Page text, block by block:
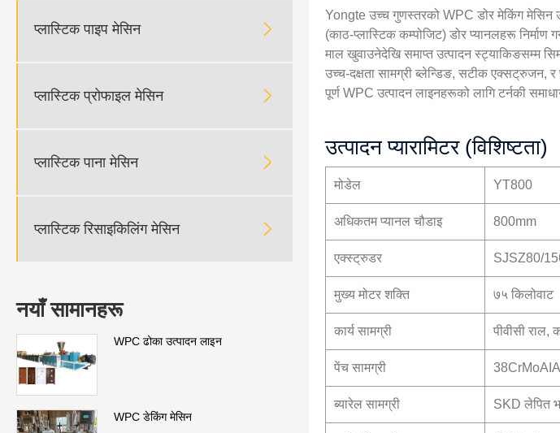
प्लास्टिक पाइप मेसिन 
प्लास्टिक प्रोफाइल मेसिन 
प्लास्टिक पाना मेसिन 
प्लास्टिक रिसाइकिलिंग मेसिन 
नयाँ सामानहरू
WPC ढोका उत्पादन लाइन
WPC डेकिंग मेसिन
Yongte उच्च गुणस्तरको WPC डोर मेकिंग मेसिन
(काठ-प्लास्टिक कम्पोजिट) ​​डोर प्यानलहरू
माल खुवाउनेदेखि समाप्त उत्पादन स्ट्याकिङसम्म
उच्च-दक्षता सामग्री ब्लेन्डिङ, सटीक एक्सट्रुजन, र
पूर्ण WPC उत्पादन लाइनहरूको लागि टर्नकी
उत्पादन प्यारामिटर (विशिष्टता)
मोडेल YT800
अधिकतम प्यानल चौडाइ 800mm
एक्स्ट्रुडर SJSZ80/
मुख्य मोटर शक्ति ७५ किलोवाट
कार्य सामग्री पीवीसी राल,
पेंच सामग्री 38CrMoAIA
ब्यारेल सामग्री SKD लेपित